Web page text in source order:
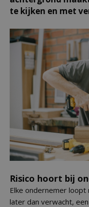
te kijken en met
Risico hoort bij
Elke ondernemer
later dan verwacht,